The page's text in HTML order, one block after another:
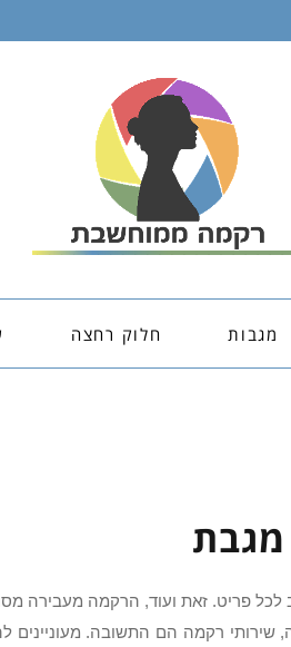
מגבות חלוק רחצה
לכל פריט. זאת ועוד, הרקמה מעבירה
רקמה הם התשובה. מעוניינים